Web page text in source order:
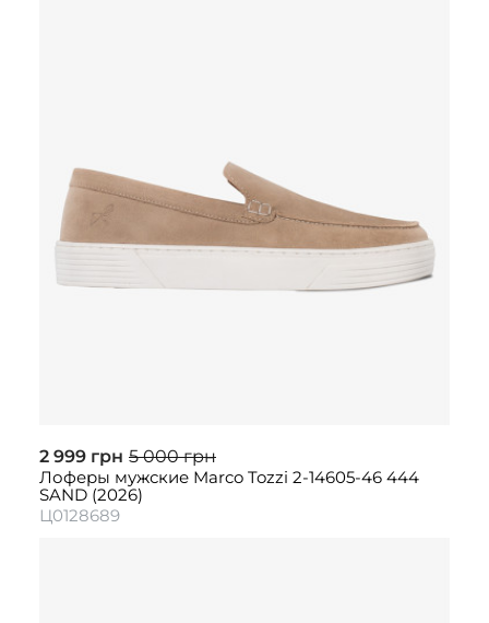
2 999 грн 5 000 грн
Лоферы мужские Marco Tozzi 2-14605-46 444
SAND (2026)
Ц0128689